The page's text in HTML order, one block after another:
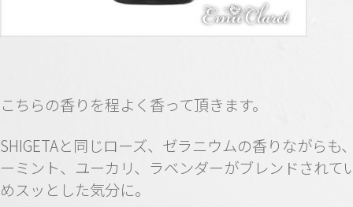
こちらの香りを程よく香って頂きます。
SHIGETAと同じローズ、ゼラニウムの香りながらも
ーミント、ユーカリ、ラベンダーがブレンドされて
めスッとした気分に。